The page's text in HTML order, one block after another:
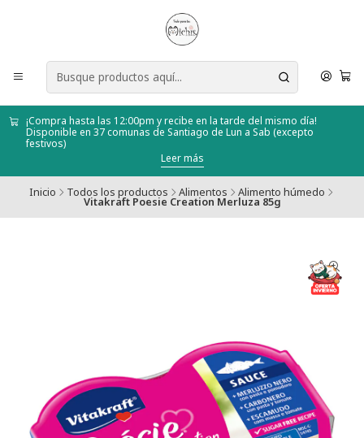
¡Compra hasta las 12:00pm y recibe en la tarde del mismo día!
Disponible en 37 comunas de Santiago de Lun a Sab (excepto
festivos)
Leer más
Inicio Todos los productos Alimentos Alimento húmedo
Vitakraft Poesie Creation Merluza 85g